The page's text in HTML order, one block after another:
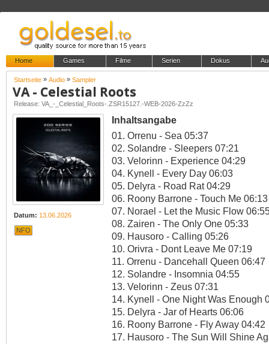
Home Games Filme Serien Dokus
Startseite » Audio » Sampler
VA - Celestial Roots
Release: VA_-_Celestial_Roots-.ZSR15127.-WEB-2026-ZzZz
Datum: 13.06.2026
NFO
Inhaltsangabe
01. Orrenu - Sea 05:37
02. Solandre - Sleepers 07:21
03. Velorinn - Experience 04:29
04. Kynell - Every Day 06:03
05. Delyra - Road Rat 04:29
06. Roony Barrone - Touch Me 06:13
07. Norael - Let the Music Flow
08. Zairen - The Only One 05:33
09. Hausoro - Calling 05:26
10. Orivra - Dont Leave Me 07:19
11. Orrenu - Dancehall Queen 06:47
12. Solandre - Insomnia 04:55
13. Velorinn - Zeus 07:31
14. Kynell - One Night Was Enough
15. Delyra - Jar of Hearts 06:06
16. Roony Barrone - Fly Away 04:42
17. Hausoro - The Sun Will Shine